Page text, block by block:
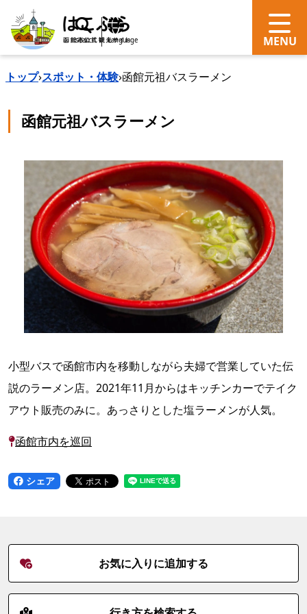
search Language
トップ›スポット・体験›函館元祖バスラーメン
函館元祖バスラーメン
小型バスで函館市内を移動しながら夫婦で営業していた伝
説のラーメン店。2021年11月からはキッチンカーでテイク
アウト販売のみに。あっさりとした塩ラーメンが人気。
函館市内を巡回
シェア
お気に入りに追加する